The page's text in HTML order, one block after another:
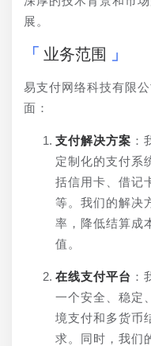
展。
业务范围
易支付网络科技有限
面：
支付解决方案 ：
定制化的支付系
括信用卡、借记
等。我们的解决
率，降低结算成
值。
在线支付平台 ：
一个安全、稳定
境支付和多货币
求。同时，我们